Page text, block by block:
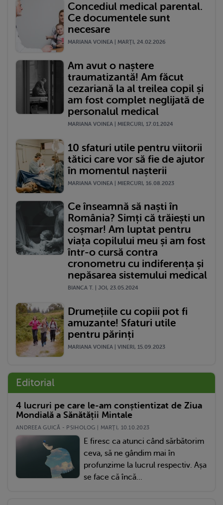
Concediul medical parental.
Ce documentele sunt
necesare
MARIANA VOINEA | MARŢI, 24.02.2026
Am avut o naștere
traumatizantă! Am făcut
cezariană la al treilea copil și
am fost complet neglijată de
personalul medical
MARIANA VOINEA | MIERCURI, 17.01.2024
10 sfaturi utile pentru viitorii
tătici care vor să fie de ajutor
în momentul nașterii
MARIANA VOINEA | MIERCURI, 16.08.2023
Ce înseamnă să naști în
România? Simți că trăiești un
coșmar! Am luptat pentru
viața copilului meu și am fost
într-o cursă contra
cronometru cu indiferența și
nepăsarea sistemului medical
BIANCA T. | JOI, 23.05.2024
Drumețiile cu copiii pot fi
amuzante! Sfaturi utile
pentru părinți
MARIANA VOINEA | VINERI, 15.09.2023
Editorial
4 lucruri pe care le-am conștientizat de Ziua
Mondială a Sănătății Mintale
ANDREEA GUICĂ - PSIHOLOG | MARŢI, 10.10.2023
E firesc ca atunci când sărbătorim
ceva, să ne gândim mai în
profunzime la lucrul respectiv. Așa
se face că încă...